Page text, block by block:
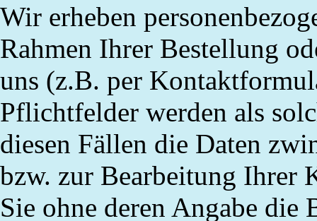
Wir erheben
Rahmen Ihrer Bestellung
uns (z.B. per
Pflichtfelder werden als
diesen Fällen die Daten
bzw. zur Bearbeitung Ihrer
Sie ohne deren Angabe die